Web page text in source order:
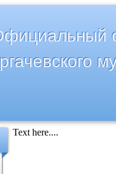
Text here....